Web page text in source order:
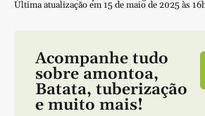
Última atualização em 15 de maio de 2025 às
Acompanhe tudo
sobre amontoa,
Batata, tuberização
e muito mais!